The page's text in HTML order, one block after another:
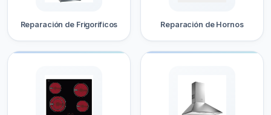
Reparación de Frigoríficos Reparación de Hornos